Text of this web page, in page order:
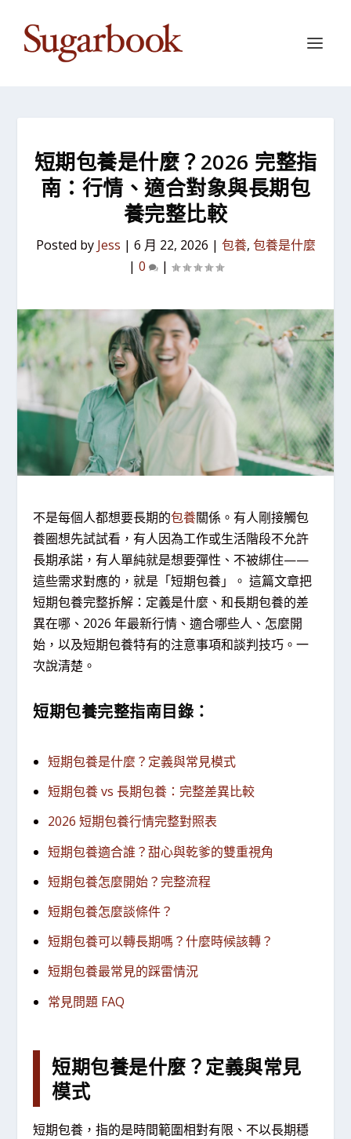
短期包養是什麼？2026 完整指
南：行情、適合對象與長期包
養完整比較
Posted by Jess | 6 月 22, 2026 | 包養, 包養是什麼
| 0 |
不是每個人都想要長期的包養關係。有人剛接觸包
養圈想先試試看，有人因為工作或生活階段不允許
長期承諾，有人單純就是想要彈性、不被綁住——
這些需求對應的，就是「短期包養」。 這篇文章把
短期包養完整拆解：定義是什麼、和長期包養的差
異在哪、2026 年最新行情、適合哪些人、怎麼開
始，以及短期包養特有的注意事項和談判技巧。一
次說清楚。
短期包養完整指南目錄：
短期包養是什麼？定義與常見模式
短期包養 vs 長期包養：完整差異比較
2026 短期包養行情完整對照表
短期包養適合誰？甜心與乾爹的雙重視角
短期包養怎麼開始？完整流程
短期包養怎麼談條件？
短期包養可以轉長期嗎？什麼時候該轉？
短期包養最常見的踩雷情況
常見問題 FAQ
短期包養是什麼？定義與常見
模式
短期包養，指的是時間範圍相對有限、不以長期穩